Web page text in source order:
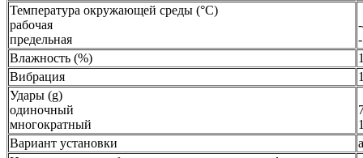
Температура окружающей среды (°С)
рабочая
предельная
Влажность (%)
Вибрация
Удары (g)
одиночный
многократный
Вариант установки